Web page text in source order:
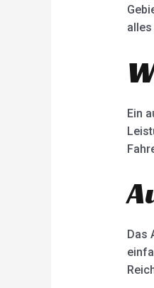
Ein
Das